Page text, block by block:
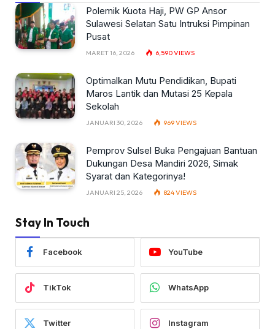
Polemik Kuota Haji, PW GP Ansor
Sulawesi Selatan Satu Intruksi Pimpinan
Pusat
MARET 16, 2026 6,590VIEWS
Optimalkan Mutu Pendidikan, Bupati
Maros Lantik dan Mutasi 25 Kepala
Sekolah
JANUARI 30, 2026 969VIEWS
Pemprov Sulsel Buka Pengajuan Bantuan
Dukungan Desa Mandiri 2026, Simak
Syarat dan Kategorinya!
JANUARI 25, 2026 824VIEWS
Stay In Touch
Facebook YouTube
TikTok WhatsApp
Twitter Instagram